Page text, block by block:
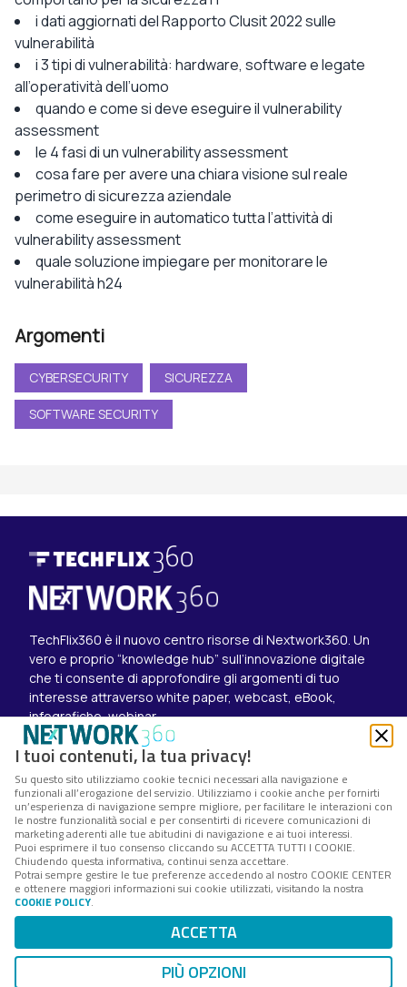
i dati aggiornati del Rapporto Clusit 2022 sulle
vulnerabilità
i 3 tipi di vulnerabilità: hardware, software e legate
all’operatività dell’uomo
quando e come si deve eseguire il vulnerability
assessment
le 4 fasi di un vulnerability assessment
cosa fare per avere una chiara visione sul reale
perimetro di sicurezza aziendale
come eseguire in automatico tutta l’attività di
vulnerability assessment
quale soluzione impiegare per monitorare le
vulnerabilità h24
Argomenti
CYBERSECURITY SICUREZZA
SOFTWARE SECURITY
TechFlix360 è il nuovo centro risorse di Nextwork360. Un
vero e proprio “knowledge hub” sull’innovazione digitale
che ti consente di approfondire gli argomenti di tuo
interesse attraverso white paper, webcast, eBook,
infografiche, webinar.
Esplora i contenuti
Canali
White paper
Eventi on demand
Eventi futuri
Seguici su
Twitter
LinkedIn
Instagram
Nextwork360 – Codice fiscale e Partita IVA 13868590962
– © 2025 Nextwork360. ALL RIGHTS RESERVED.
Cookie Center–Cookie Policy–Privacy Policy
I tuoi contenuti, la tua privacy!
Su questo sito utilizziamo cookie tecnici necessari alla navigazione e
funzionali all’erogazione del servizio. Utilizziamo i cookie anche per fornirti
un’esperienza di navigazione sempre migliore, per facilitare le interazioni con
le nostre funzionalità social e per consentirti di ricevere comunicazioni di
marketing aderenti alle tue abitudini di navigazione e ai tuoi interessi.
Puoi esprimere il tuo consenso cliccando su ACCETTA TUTTI I COOKIE.
Chiudendo questa informativa, continui senza accettare.
Potrai sempre gestire le tue preferenze accedendo al nostro COOKIE CENTER
e ottenere maggiori informazioni sui cookie utilizzati, visitando la nostra
COOKIE POLICY.
ACCETTA
PIÙ OPZIONI